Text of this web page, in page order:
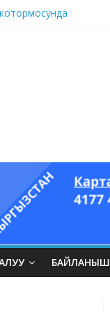
БАЙЛАНЫШ